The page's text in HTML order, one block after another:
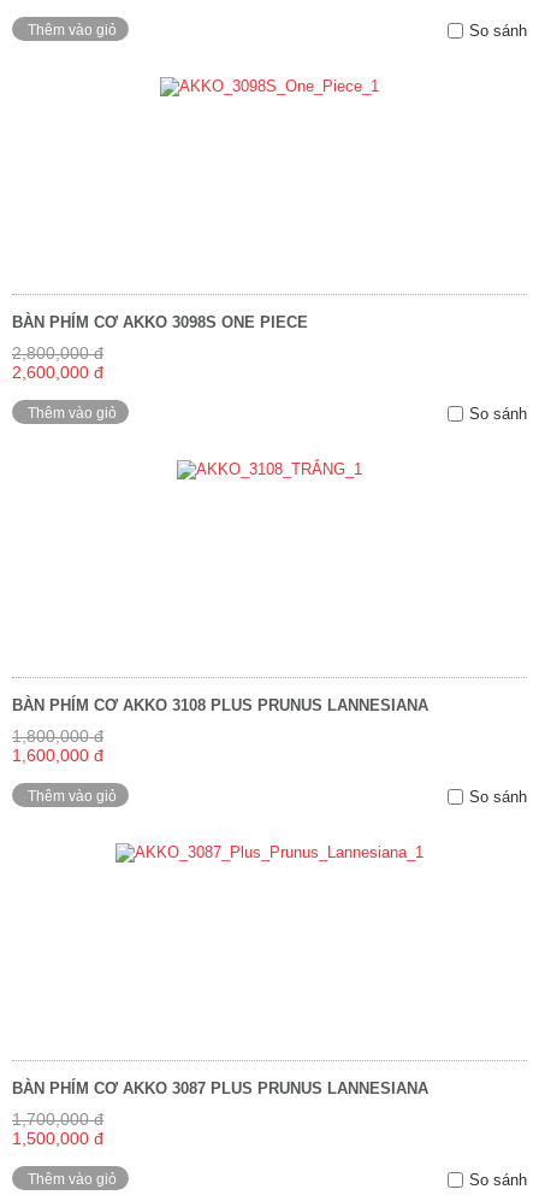
Thêm vào giỏ So sánh
BÀN PHÍM CƠ AKKO 3098S ONE PIECE
2,800,000 đ
2,600,000 đ
Thêm vào giỏ So sánh
BÀN PHÍM CƠ AKKO 3108 PLUS PRUNUS LANNESIANA
1,800,000 đ
1,600,000 đ
Thêm vào giỏ So sánh
BÀN PHÍM CƠ AKKO 3087 PLUS PRUNUS LANNESIANA
1,700,000 đ
1,500,000 đ
Thêm vào giỏ So sánh